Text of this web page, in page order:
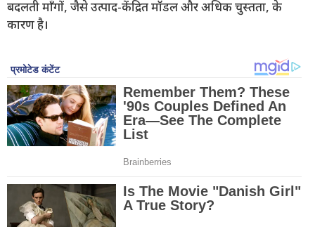
बदलती माँगों, जैसे उत्पाद-केंद्रित मॉडल और अधिक चुस्तता, के
कारण है।